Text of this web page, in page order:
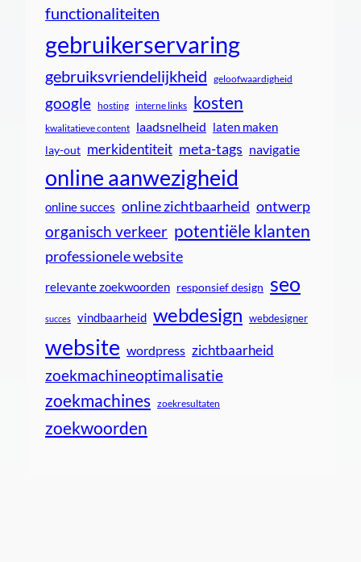
functionaliteiten
gebruikerservaring
gebruiksvriendelijkheid geloofwaardigheid
google hosting interne links kosten
kwalitatieve content laadsnelheid laten maken
lay-out merkidentiteit meta-tags navigatie
online aanwezigheid
online succes online zichtbaarheid ontwerp
organisch verkeer potentiële klanten
professionele website
relevante zoekwoorden responsief design seo
succes vindbaarheid webdesign webdesigner
website wordpress zichtbaarheid
zoekmachineoptimalisatie
zoekmachines zoekresultaten
zoekwoorden